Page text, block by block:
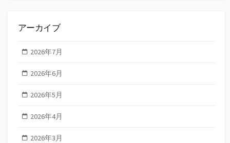
アーカイブ
2026年7月
2026年6月
2026年5月
2026年4月
2026年3月